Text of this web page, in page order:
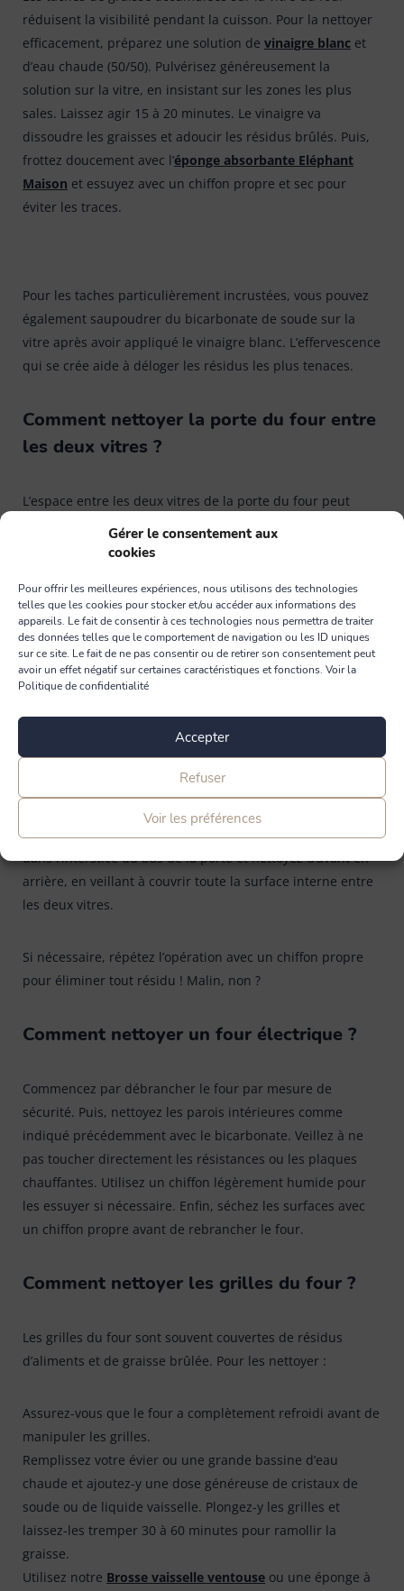
Gérer le consentement aux
cookies
Pour offrir les meilleures expériences, nous utilisons des technologies
telles que les cookies pour stocker et/ou accéder aux informations des
appareils. Le fait de consentir à ces technologies nous permettra de traiter
des données telles que le comportement de navigation ou les ID uniques
sur ce site. Le fait de ne pas consentir ou de retirer son consentement peut
avoir un effet négatif sur certaines caractéristiques et fonctions. Voir la
Politique de confidentialité
Accepter
Refuser
Voir les préférences
réduisent la visibilité pendant la cuisson. Pour la nettoyer
efficacement, préparez une solution de vinaigre blanc et
d’eau chaude (50/50). Pulvérisez généreusement la
solution sur la vitre, en insistant sur les zones les plus
sales. Laissez agir 15 à 20 minutes. Le vinaigre va
dissoudre les graisses et adoucir les résidus brûlés. Puis,
frottez doucement avec l’éponge absorbante Eléphant
Maison et essuyez avec un chiffon propre et sec pour
éviter les traces.
Pour les taches particulièrement incrustées, vous pouvez
également saupoudrer du bicarbonate de soude sur la
vitre après avoir appliqué le vinaigre blanc. L’effervescence
qui se crée aide à déloger les résidus les plus tenaces.
Comment nettoyer la porte du four entre
les deux vitres ?
L’espace entre les deux vitres de la porte du four peut
accumuler de la poussière, des résidus et des
éclaboussures qui finissent par affecter la propreté de
démonter la porte :
Vérifier que votre four dispose d’une petite ouverture en
bas de la porte, entre les vitres (la plupart des modèles
d’aujourd’hui en ont une
Prenez uncintre en métal finet redressez-le si
nécessaire. Enroulez une lavette microfibre autour de
l’extrémité du cintre. Fixez-le solidement avec un élastique
Humidifiez légèrement le chiffon avec une solution de
vinaigre blanc et d’eau chaude. Puis, glissez l’ustensile
dans l’interstice du bas de la porte et nettoyez d’avant en
arrière, en veillant à couvrir toute la surface interne entre
les deux vitres.
Si nécessaire, répétez l’opération avec un chiffon propre
pour éliminer tout résidu ! Malin, non ?
Comment nettoyer un four électrique ?
Commencez par débrancher le four par mesure de
sécurité. Puis, nettoyez les parois intérieures comme
indiqué précédemment avec le bicarbonate. Veillez à ne
pas toucher directement les résistances ou les plaques
chauffantes. Utilisez un chiffon légèrement humide pour
les essuyer si nécessaire. Enfin, séchez les surfaces avec
un chiffon propre avant de rebrancher le four.
Comment nettoyer les grilles du four ?
Les grilles du four sont souvent couvertes de résidus
d’aliments et de graisse brûlée. Pour les nettoyer :
Assurez-vous que le four a complètement refroidi avant de
manipuler les grilles.
Remplissez votre évier ou une grande bassine d’eau
chaude et ajoutez-y une dose généreuse de cristaux de
soude ou de liquide vaisselle. Plongez-y les grilles et
laissez-les tremper 30 à 60 minutes pour ramollir la
graisse.
Utilisez notre Brosse vaisselle ventouse ou une éponge à